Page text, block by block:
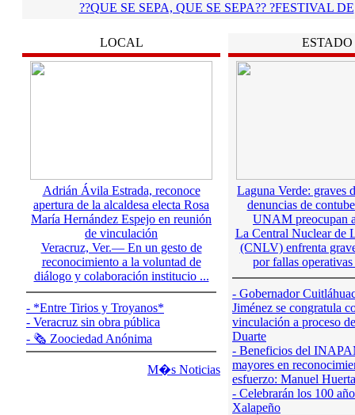
??QUE SE SEPA, QUE SE SEPA?? ?FESTIVAL DE
LOCAL
Adrián Ávila Estrada, reconoce
apertura de la alcaldesa electa Rosa
María Hernández Espejo en reunión
de vinculación
Veracruz, Ver.— En un gesto de
reconocimiento a la voluntad de
diálogo y colaboración institucio ...
- *Entre Tirios y Troyanos*
- Veracruz sin obra pública
- 🗞️ Zoociedad Anónima
M�s Noticias
ESTADO
Laguna Verde: graves
denuncias de
UNAM preocupan
La Central Nuclear de
(CNLV) enfrenta
por fallas
- Gobernador
Jiménez se congratula
vinculación a proceso
Duarte
- Beneficios del
mayores en
esfuerzo: Manuel
- Celebrarán los 100
Xalapeño